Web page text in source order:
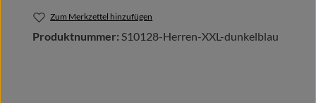
Zum Merkzettel hinzufügen
Produktnummer: S10128-Herren-XXL-dunkelblau